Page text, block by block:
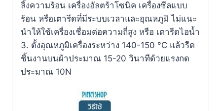
ลิ้งความร้อน เครื่องอัลตร้าโซนิค เครื่องซีลแบบ
ร้อน หรือเตารีดที่มีระบบเวลาและอุณหภูมิ ไม่แนะ
นําให้ใช้เครื่องเชื่อมต่อความถี่สูง หรือ เตารีดไอน้ำ
3. ตั้งอุณหภูมิเครื่องระหว่าง 140-150 °C แล้วรีด
ชิ้นงานบนผ้าประมาณ 15-20 วินาทีด้วยแรงกด
ประมาณ 10N